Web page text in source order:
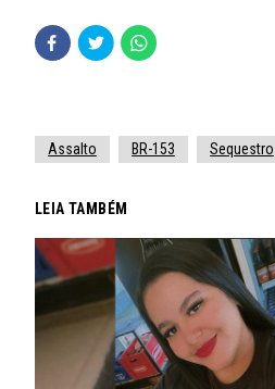
Assalto BR-153 Sequestro
LEIA TAMBÉM